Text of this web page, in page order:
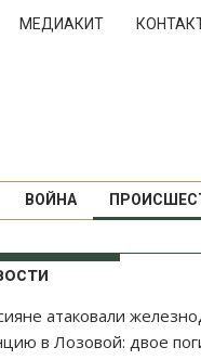
МЕДИАКИТ
ВОЙНА
атаковали
в Лозовой: двое